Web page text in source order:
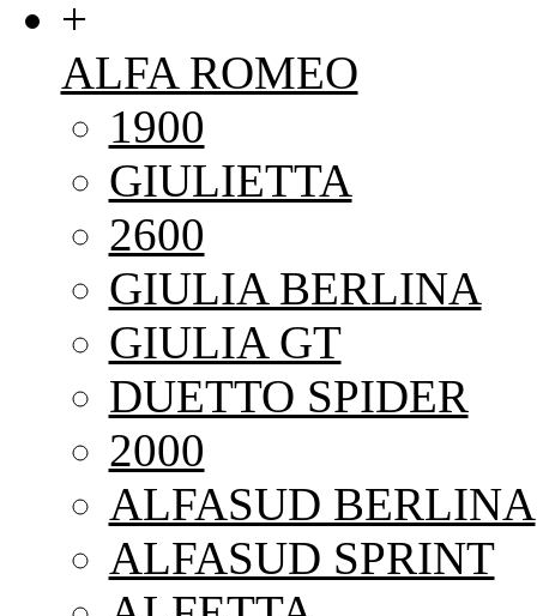
+
ALFA ROMEO
1900
GIULIETTA
2600
GIULIA BERLINA
GIULIA GT
DUETTO SPIDER
2000
ALFASUD BERLINA
ALFASUD SPRINT